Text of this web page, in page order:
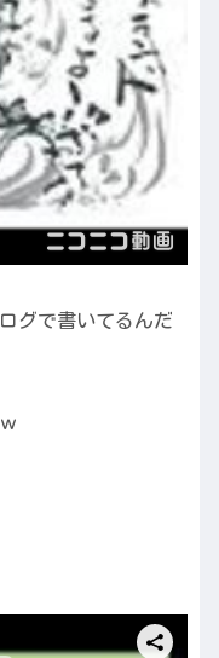
グで書いてるんだ